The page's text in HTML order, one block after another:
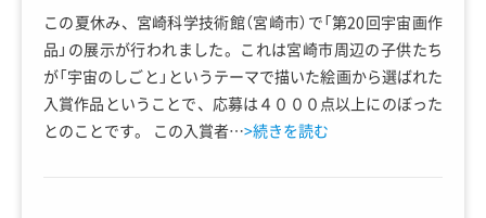
この夏休み、宮崎科学技術館（宮崎市）で「第20回宇宙画作
品」の展示が行われました。これは宮崎市周辺の子供たち
が「宇宙のしごと」というテーマで描いた絵画から選ばれた
入賞作品ということで、応募は４０００点以上にのぼった
とのことです。 この入賞者…>続きを読む